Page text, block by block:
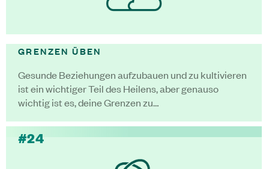
GRENZEN ÜBEN
Gesunde Beziehungen aufzubauen und zu kultivieren
ist ein wichtiger Teil des Heilens, aber genauso
wichtig ist es, deine Grenzen zu…
#24